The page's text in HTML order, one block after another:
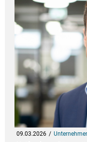
09.03.2026